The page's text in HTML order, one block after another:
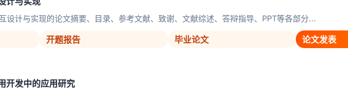
设计与实现的论文摘要、目录、参考文献、致谢、文献综述、答辩指导、PPT等各部分...
开题报告 毕业论文 论文发表
开发中的应用研究